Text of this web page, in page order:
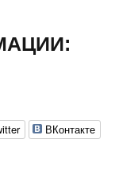
ВКонтакте